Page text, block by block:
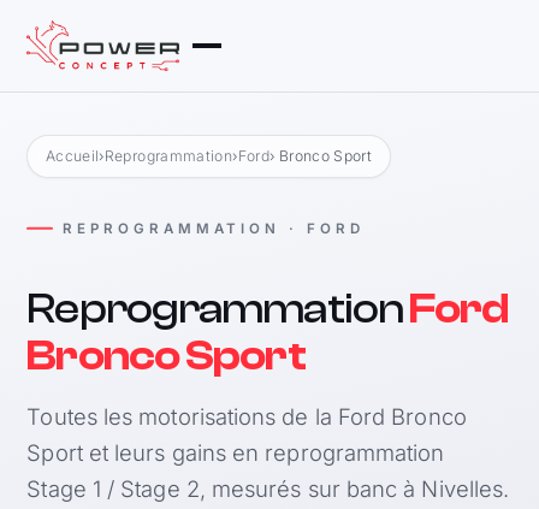
Accueil›Reprogrammation›Ford› Bronco Sport
REPROGRAMMATION · FORD
ReprogrammationFord
Bronco Sport
Toutes les motorisations de la Ford Bronco
Sport et leurs gains en reprogrammation
Stage 1 / Stage 2, mesurés sur banc à Nivelles.